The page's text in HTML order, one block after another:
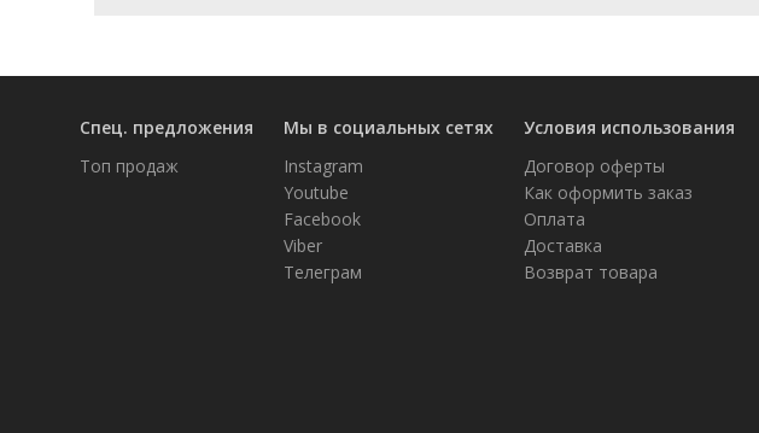
Спец. предложения
Топ продаж
Мы в социальных сетях
Instagram
Youtube
Facebook
Viber
Телеграм
Условия использования
Договор оферты
Как оформить заказ
Оплата
Доставка
Возврат товара